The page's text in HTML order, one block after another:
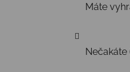
Máte
Nečakáte